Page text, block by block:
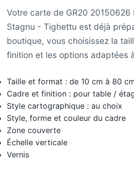
Votre carte de GR20 20150626
Stagnu - Tighettu est déjà
boutique, vous choisissez la
finition et les options adaptées
Taille et format : de 10 cm à 80
Cadre et finition : pour table /
Style cartographique : au choix
Style, forme et couleur du cadre
Zone couverte
Échelle verticale
Vernis